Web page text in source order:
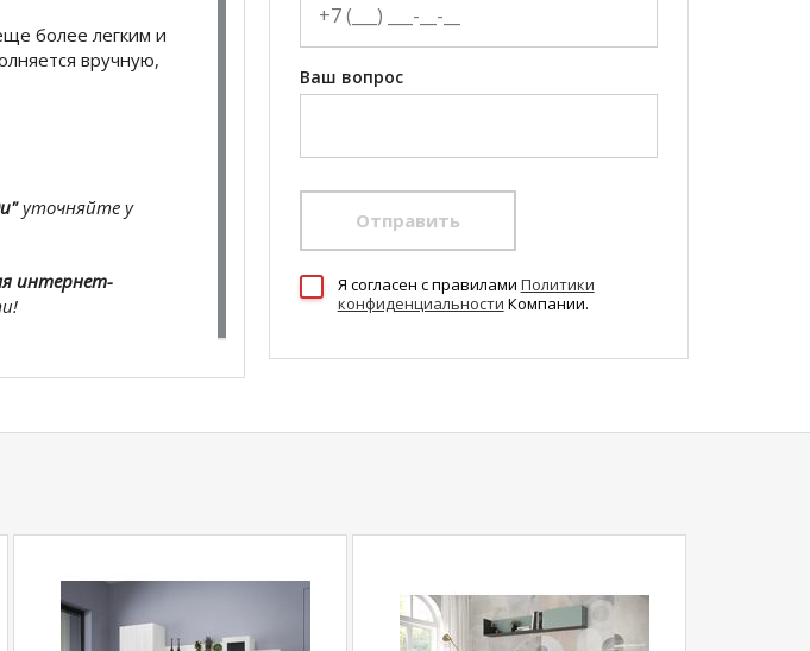
более легким и
вручную,
уточняйте у
интернет-
Ваш вопрос
Отправить
Я согласен c правилами Политики
конфиденциальности Компании.